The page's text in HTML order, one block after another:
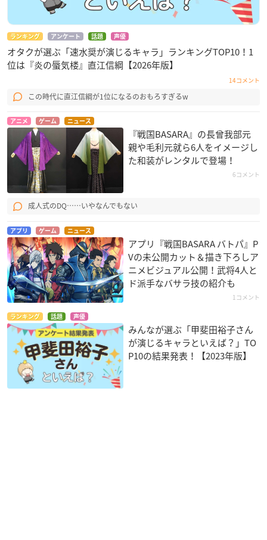
ランキング アンケート 話題 声優
オタクが選ぶ「速水奨が演じるキャラ」ランキングTOP10！1
位は『炎の蜃気楼』直江信綱【2026年版】
14コメント
この時代に直江信綱が1位になるのおもろすぎるw
アニメ ゲーム ニュース
『戦国BASARA』の長曾我部元
親や毛利元就ら6人をイメージし
た和装がレンタルで登場！
6コメント
成人式のDQ……いやなんでもない
アプリ ゲーム ニュース
アプリ『戦国BASARA バトパ』P
Vの未公開カット＆描き下ろしア
ニメビジュアル公開！武将4人と
ド派手なバサラ技の紹介も
1コメント
ランキング 話題 声優
みんなが選ぶ「甲斐田裕子さん
が演じるキャラといえば？」TO
P10の結果発表！【2023年版】